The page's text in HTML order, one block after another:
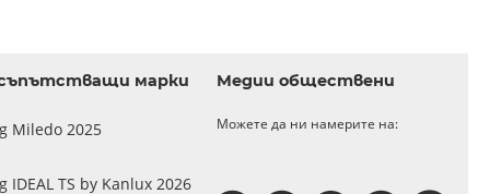
марки
Miledo 2025
IDEAL TS by Kanlux 2026
Медии обществени
Можете да ни намерите на: